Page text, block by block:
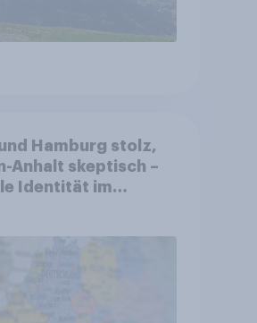
Hamburg stolz,
Anhalt skeptisch –
Identität im